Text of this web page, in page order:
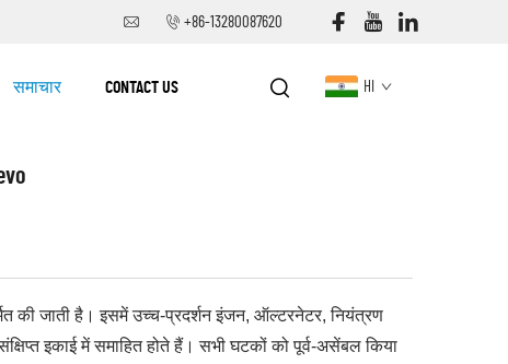
+86-13280087620
समाचार CONTACT US HI
की जाती है। इसमें उच्च-प्रदर्शन इंजन, ऑल्टरनेटर, नियंत्रण
इकाई में समाहित होते हैं। सभी घटकों को पूर्व-असेंबल किया